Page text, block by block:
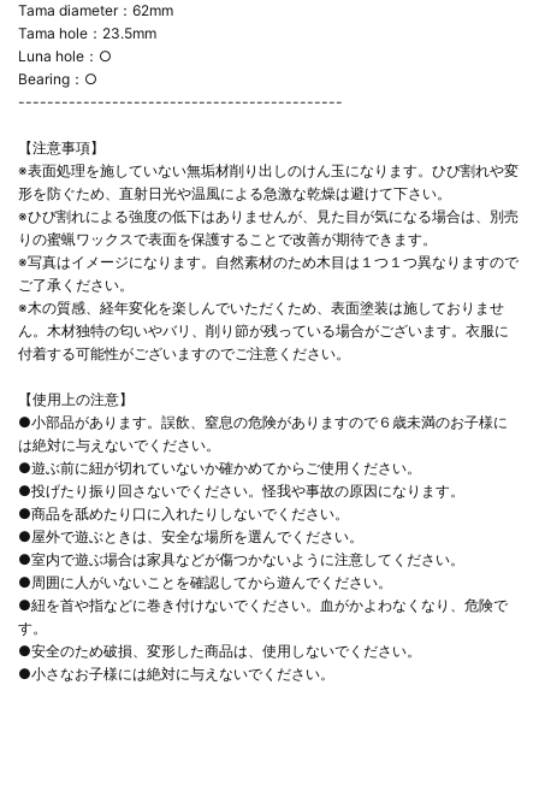
Tama diameter：62mm
Tama hole：23.5mm
Luna hole：○
Bearing：○
---------------------------------------------
【注意事項】
※表面処理を施していない無垢材削り出しのけん玉になります。ひび割れや変
形を防ぐため、直射日光や温風による急激な乾燥は避けて下さい。
※ひび割れによる強度の低下はありませんが、見た目が気になる場合は、別売
りの蜜蝋ワックスで表面を保護することで改善が期待できます。
※写真はイメージになります。自然素材のため木目は１つ１つ異なりますので
ご了承ください。
※木の質感、経年変化を楽しんでいただくため、表面塗装は施しておりませ
ん。木材独特の匂いやバリ、削り節が残っている場合がございます。衣服に
付着する可能性がございますのでご注意ください。
【使用上の注意】
●小部品があります。誤飲、窒息の危険がありますので６歳未満のお子様に
は絶対に与えないでください。
●遊ぶ前に紐が切れていないか確かめてからご使用ください。
●投げたり振り回さないでください。怪我や事故の原因になります。
●商品を舐めたり口に入れたりしないでください。
●屋外で遊ぶときは、安全な場所を選んでください。
●室内で遊ぶ場合は家具などが傷つかないように注意してください。
●周囲に人がいないことを確認してから遊んでください。
●紐を首や指などに巻き付けないでください。血がかよわなくなり、危険で
す。
●安全のため破損、変形した商品は、使用しないでください。
●小さなお子様には絶対に与えないでください。